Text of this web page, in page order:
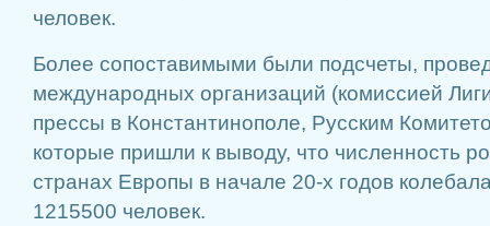
человек.
Более сопоставимыми были подсчеты,
международных организаций (комиссией
прессы в Константинополе, Русским
которые пришли к выводу, что численность
странах Европы в начале 20-х годов
1215500 человек.